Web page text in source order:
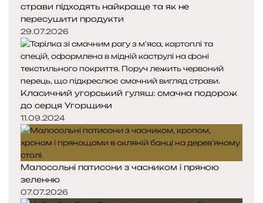
страви підходять найкраще та як не
пересушити продукти
29.07.2026
Класичний угорський гуляш: смачна подорож
до серця Угорщини
11.09.2024
Малосольні патисони з часником і пряною
зеленню
07.07.2026